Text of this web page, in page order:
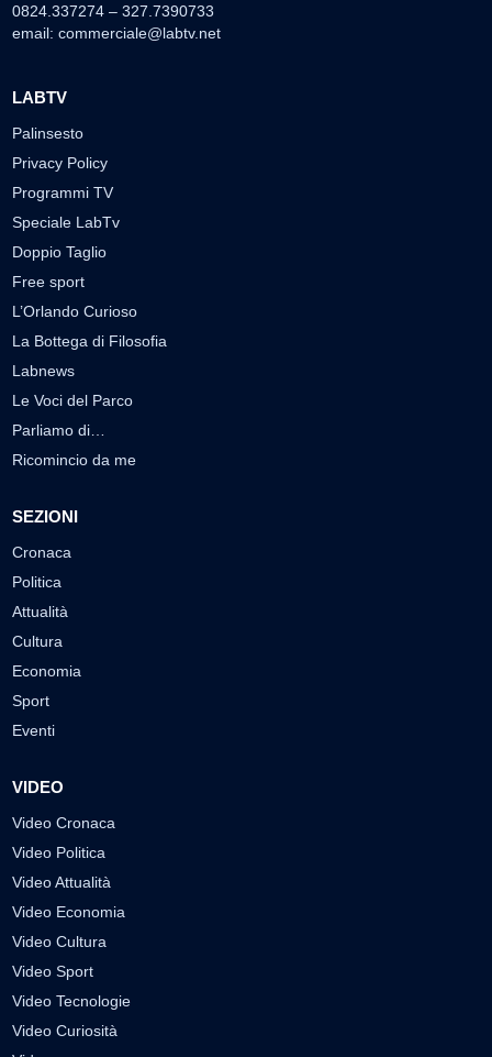
0824.337274 – 327.7390733
email: commerciale@labtv.net
LABTV
Palinsesto
Privacy Policy
Programmi TV
Speciale LabTv
Doppio Taglio
Free sport
L’Orlando Curioso
La Bottega di Filosofia
Labnews
Le Voci del Parco
Parliamo di…
Ricomincio da me
SEZIONI
Cronaca
Politica
Attualità
Cultura
Economia
Sport
Eventi
VIDEO
Video Cronaca
Video Politica
Video Attualità
Video Economia
Video Cultura
Video Sport
Video Tecnologie
Video Curiosità